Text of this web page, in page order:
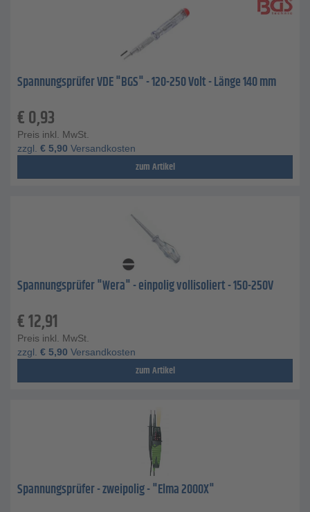
Spannungsprüfer VDE "BGS" - 120-250 Volt - Länge 140 mm
€0,93
Preis inkl. MwSt.
zzgl. € 5,90 Versandkosten
zum Artikel
Spannungsprüfer "Wera" - einpolig vollisoliert - 150-250V
€12,91
Preis inkl. MwSt.
zzgl. € 5,90 Versandkosten
zum Artikel
Spannungsprüfer - zweipolig - "Elma 2000X"